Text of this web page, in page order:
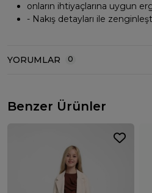
onların ihtiyaçlarına uygun
- Nakış detayları ile
YORUMLAR 0
Benzer Ürünler